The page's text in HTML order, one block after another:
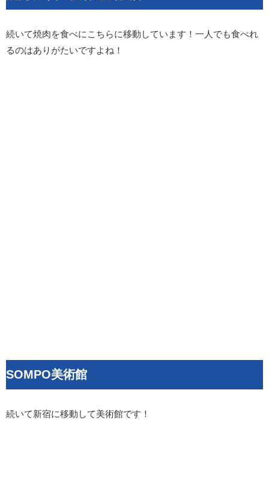
続いて焼肉を食べにこちらに移動しています！一人でも食べれ
るのはありがたいですよね！
SOMPO美術館
続いて新宿に移動して美術館です！